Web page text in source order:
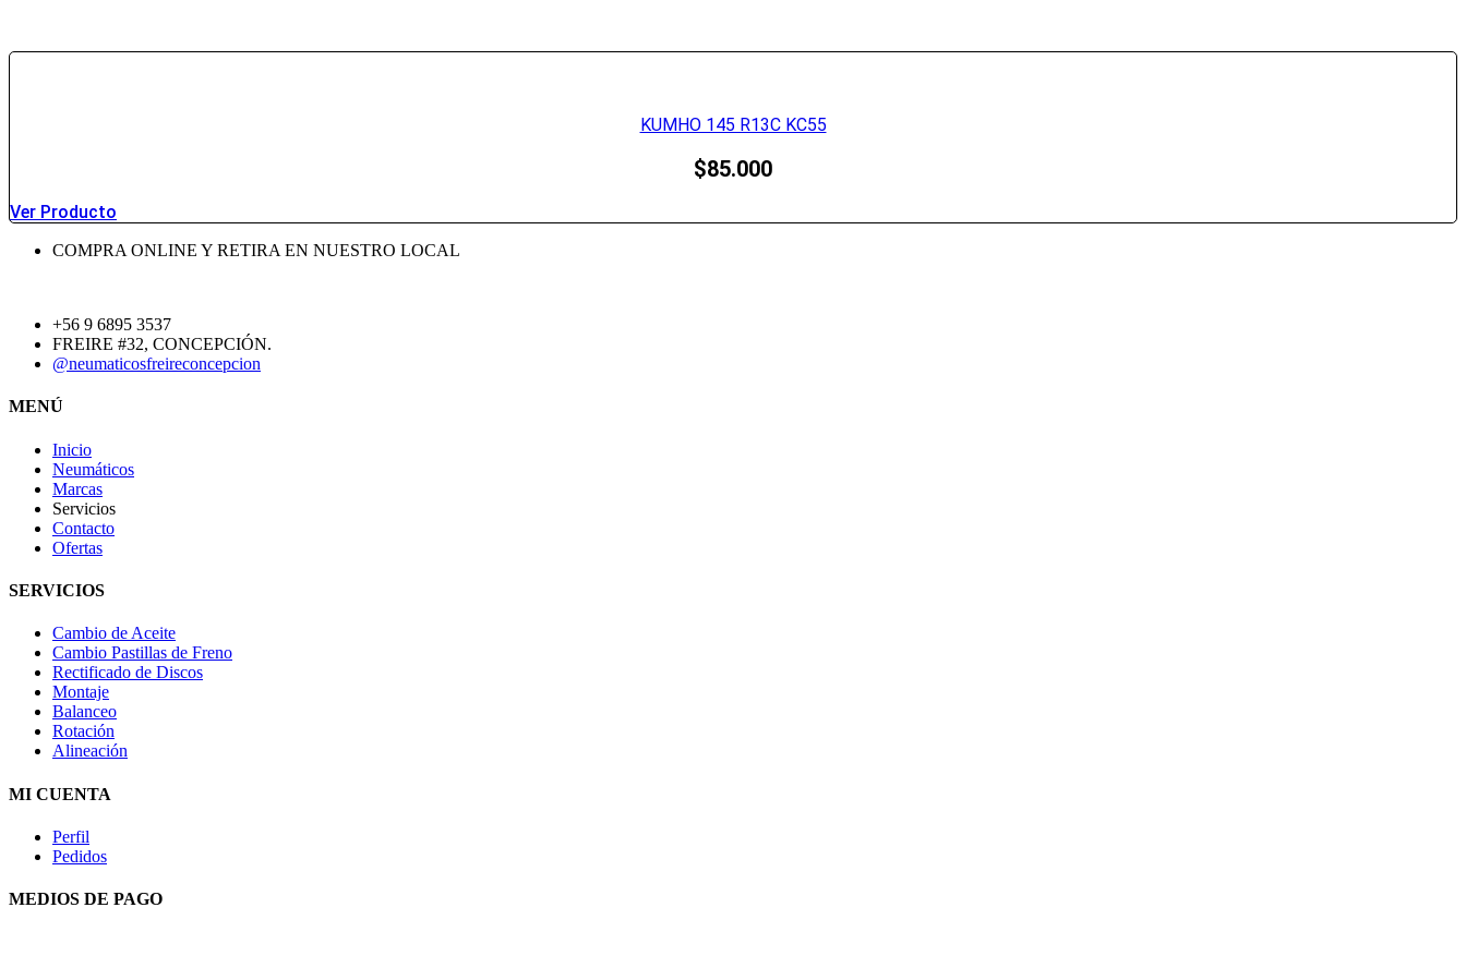
KUMHO 145 R13C KC55
$85.000
Ver Producto
COMPRA ONLINE Y RETIRA EN NUESTRO LOCAL
+56 9 6895 3537
FREIRE #32, CONCEPCIÓN.
@neumaticosfreireconcepcion
MENÚ
Inicio
Neumáticos
Marcas
Servicios
Contacto
Ofertas
SERVICIOS
Cambio de Aceite
Cambio Pastillas de Freno
Rectificado de Discos
Montaje
Balanceo
Rotación
Alineación
MI CUENTA
Perfil
Pedidos
MEDIOS DE PAGO